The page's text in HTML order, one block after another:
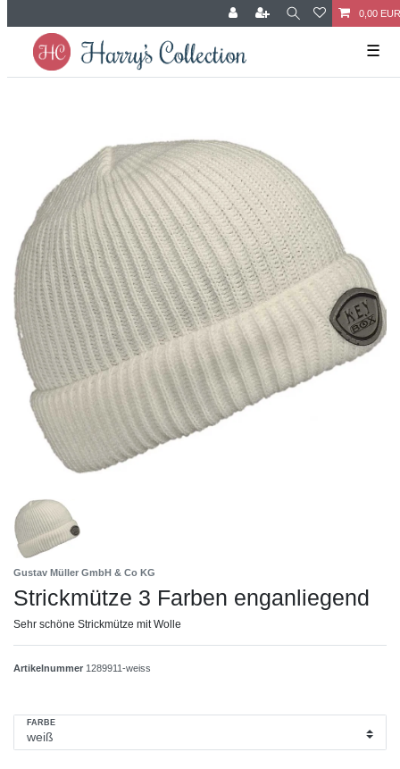
0,00 EUR
☰
Gustav Müller GmbH & Co KG
Strickmütze 3 Farben enganliegend
Sehr schöne Strickmütze mit Wolle
Artikelnummer 1289911-weiss
FARBE